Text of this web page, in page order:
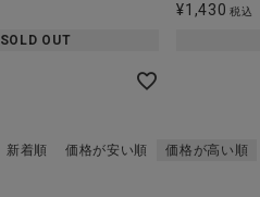
SOLD OUT
¥1,430 税込
新着順 価格が安い順 価格が高い順